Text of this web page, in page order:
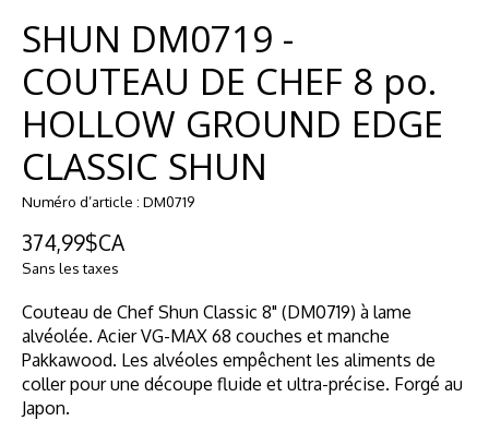
SHUN DM0719 -
COUTEAU DE CHEF 8 po.
HOLLOW GROUND EDGE
CLASSIC SHUN
Numéro d’article : DM0719
374,99$CA
Sans les taxes
Couteau de Chef Shun Classic 8" (DM0719) à lame
alvéolée. Acier VG-MAX 68 couches et manche
Pakkawood. Les alvéoles empêchent les aliments de
coller pour une découpe fluide et ultra-précise. Forgé au
Japon.